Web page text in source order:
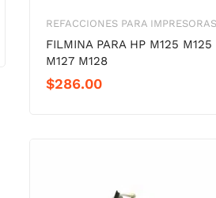
REFACCIONES PARA IMPRESORAS
FILMINA PARA HP M125 M125
M127 M128
$286.00